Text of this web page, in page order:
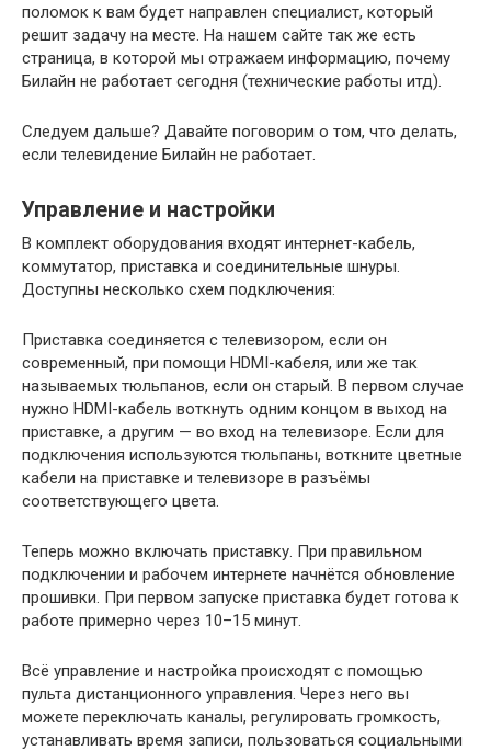
поломок к вам будет направлен специалист, который
решит задачу на месте. На нашем сайте так же есть
страница, в которой мы отражаем информацию, почему
Билайн не работает сегодня (технические работы итд).
Следуем дальше? Давайте поговорим о том, что делать,
если телевидение Билайн не работает.
Управление и настройки
В комплект оборудования входят интернет-кабель,
коммутатор, приставка и соединительные шнуры.
Доступны несколько схем подключения:
Приставка соединяется с телевизором, если он
современный, при помощи HDMI-кабеля, или же так
называемых тюльпанов, если он старый. В первом случае
нужно HDMI-кабель воткнуть одним концом в выход на
приставке, а другим — во вход на телевизоре. Если для
подключения используются тюльпаны, воткните цветные
кабели на приставке и телевизоре в разъёмы
соответствующего цвета.
Теперь можно включать приставку. При правильном
подключении и рабочем интернете начнётся обновление
прошивки. При первом запуске приставка будет готова к
работе примерно через 10–15 минут.
Всё управление и настройка происходят с помощью
пульта дистанционного управления. Через него вы
можете переключать каналы, регулировать громкость,
устанавливать время записи, пользоваться социальными